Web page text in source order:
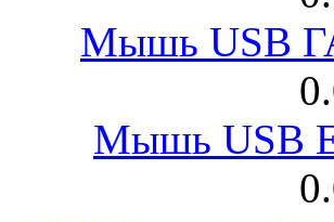
Мышь USB
Мышь USB